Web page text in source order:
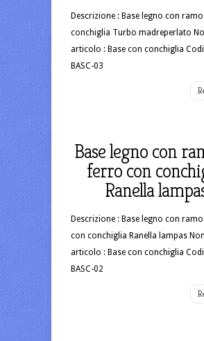
Descrizione : Base legno con
conchiglia Turbo madreperlato
articolo : Base con conchiglia
BASC-03
Base legno con
ferro con
Ranella
Descrizione : Base legno con
con conchiglia Ranella lampas
articolo : Base con conchiglia
BASC-02